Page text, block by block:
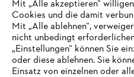
Mit „Alle akzeptieren“
Cookies und die damit
Mit „Alle ablehnen“,
nicht unbedingt
„Einstellungen“ können Sie
oder diese ablehnen. Sie
Einsatz von einzelnen oder